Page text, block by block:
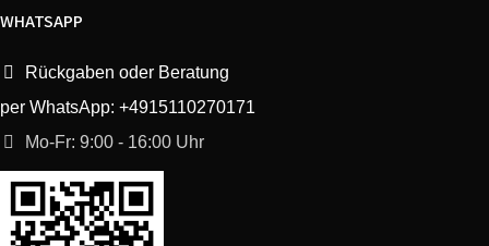
WHATSAPP
Rückgaben oder Beratung
per WhatsApp: +4915110270171
Mo-Fr: 9:00 - 16:00 Uhr